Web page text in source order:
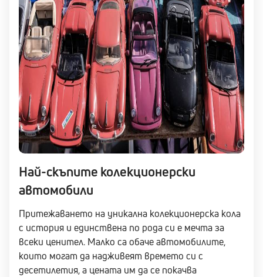
Най-скъпите колекционерски
автомобили
Притежаването на уникална колекционерска кола
с история и единствена по рода си е мечта за
всеки ценител. Малко са обаче автомобилите,
които могат да надживеят времето си с
десетилетия, а цената им да се покачва